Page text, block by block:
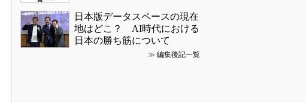
日本版データスペースの現在
地はどこ？ AI時代における
日本の勝ち筋について
≫ 編集後記一覧